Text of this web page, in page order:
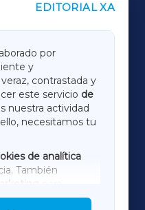
EDITORIAL XA
por
y
contrastada y
este servicio de
nuestra actividad
necesitamos tu
de analítica
También